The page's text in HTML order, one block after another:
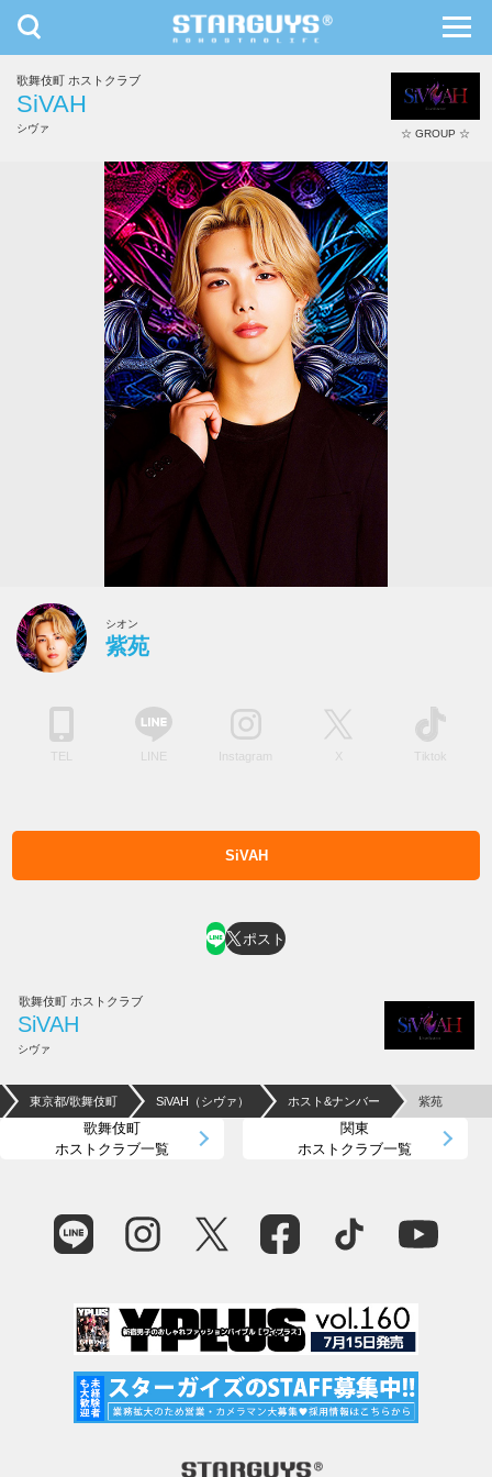
九州・沖縄 北海道・東北
toggle
navigation
歌舞伎町 ホストクラブ
SiVAH
シヴァ ☆ GROUP ☆
紫苑
シオン
紫苑
Instagram X Tiktok
SiVAH
ポスト
歌舞伎町 ホストクラブ
SiVAH
シヴァ
東京都/歌舞伎町 SiVAH（シヴァ） ホスト&ナンバー 紫苑
歌舞伎町
ホストクラブ一覧
関東
ホストクラブ一覧